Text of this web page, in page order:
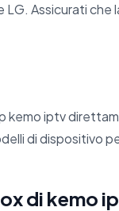
Assicurati che
kemo iptv
di dispositivo
di kemo